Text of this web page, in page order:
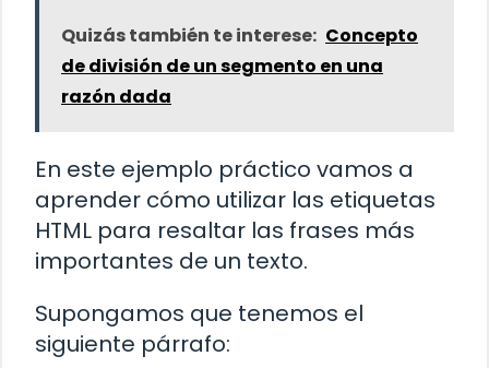
Quizás también te interese: Concepto
de división de un segmento en una
razón dada
En este ejemplo práctico vamos a
aprender cómo utilizar las etiquetas
HTML para resaltar las frases más
importantes de un texto.
Supongamos que tenemos el
siguiente párrafo: